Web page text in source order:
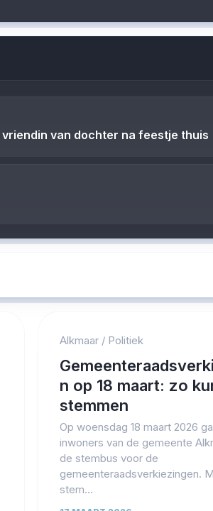
van dochter na feestje thuis
Alkmaar/ Politiek
n op 18 maart: zo
stemmen
Op woensdag 18 maart 2026
inwoners van de gemeente
de stembus voor de
gemeenteraadsverkiezingen.
stem...